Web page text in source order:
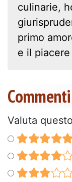
culinarie,
primo
e il
Commenti
Valuta